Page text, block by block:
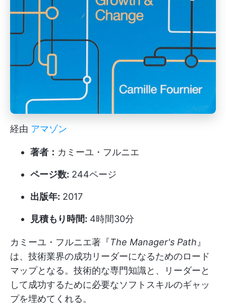
経由 アマゾン
著者： カミーユ・フルニエ
ページ数: 244ページ
出版年: 2017
見積もり時間: 4時間30分
カミーユ・フルニエ著『The Manager's Path 』
は、技術業界の成功リーダーになるためのロード
マップとなる。技術的な専門知識と、リーダーと
して成功するために必要なソフトスキルのギャッ
プを埋めてくれる。